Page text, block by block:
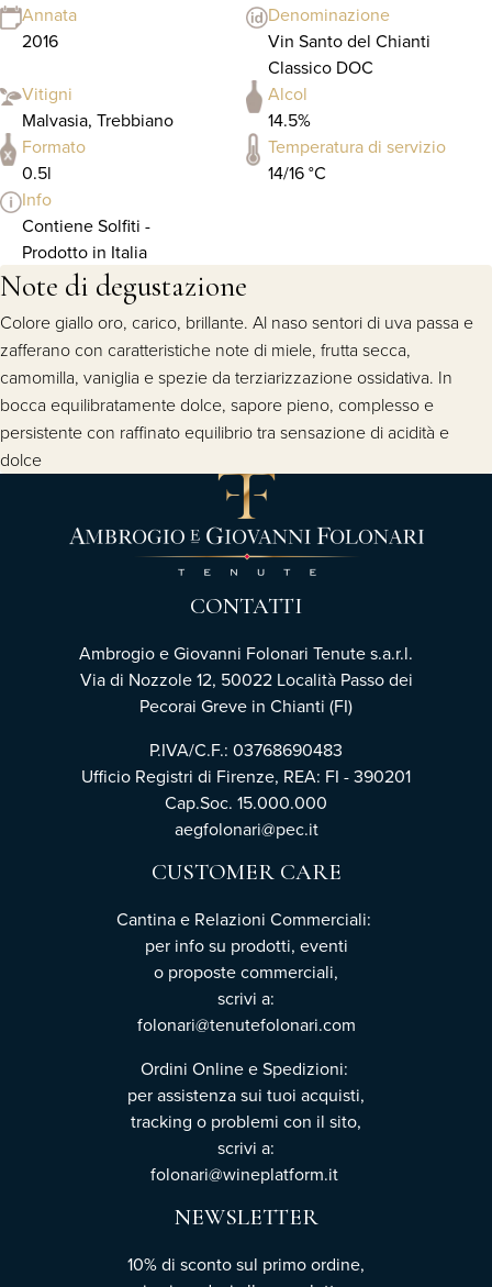
Annata
2016
Denominazione
Vin Santo del Chianti
Classico DOC
Vitigni
Malvasia, Trebbiano
Alcol
14.5%
Formato
0.5l
Temperatura di servizio
14/16 °C
Info
Contiene Solfiti -
Prodotto in Italia
Note di degustazione
Colore giallo oro, carico, brillante. Al naso sentori di uva passa e
zafferano con caratteristiche note di miele, frutta secca,
camomilla, vaniglia e spezie da terziarizzazione ossidativa. In
bocca equilibratamente dolce, sapore pieno, complesso e
persistente con raffinato equilibrio tra sensazione di acidità e
dolce
CONTATTI
Ambrogio e Giovanni Folonari Tenute s.a.r.l.
Via di Nozzole 12, 50022 Località Passo dei
Pecorai Greve in Chianti (FI)
P.IVA/C.F.: 03768690483
Ufficio Registri di Firenze, REA: FI - 390201
Cap.Soc. 15.000.000
aegfolonari@pec.it
CUSTOMER CARE
Cantina e Relazioni Commerciali:
per info su prodotti, eventi
o proposte commerciali,
scrivi a:
folonari@tenutefolonari.com
Ordini Online e Spedizioni:
per assistenza sui tuoi acquisti,
tracking o problemi con il sito,
scrivi a:
folonari@wineplatform.it
NEWSLETTER
10% di sconto sul primo ordine,